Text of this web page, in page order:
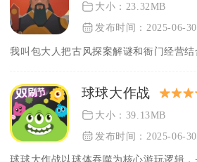
大小：23.32MB
发布时间：2025-06-30
球球大作战
大小：39.13MB
发布时间：2025-06-30